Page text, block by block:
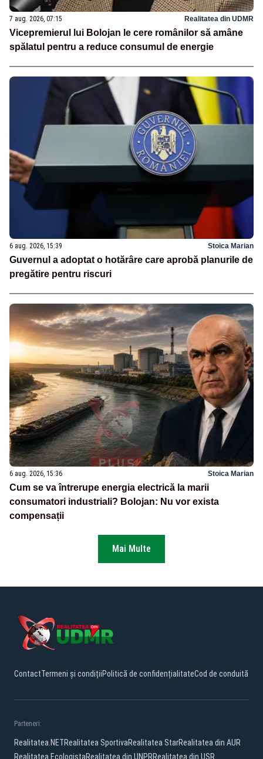
7 aug. 2026, 07:15 Realitatea din UDMR
Vicepremierul lui Bolojan le cere românilor să amâne
spălatul pentru a reduce consumul de energie
6 aug. 2026, 15:39 Stoica Marian
Guvernul a adoptat o hotărâre care aprobă planurile de
pregătire pentru riscuri
6 aug. 2026, 15:36 Stoica Marian
Cum se va întrerupe energia electrică la marii
consumatori industriali? Bolojan: Nu vor exista
compensații
Mai Multe
ContactTermeni și condițiiPolitică de confidențialitateCod de conduită
Parteneri:
Realitatea.NETRealitatea SportivaRealitatea StarRealitatea din AUR
Realitatea EcologistaRealitatea din UNPRRealitatea din USR